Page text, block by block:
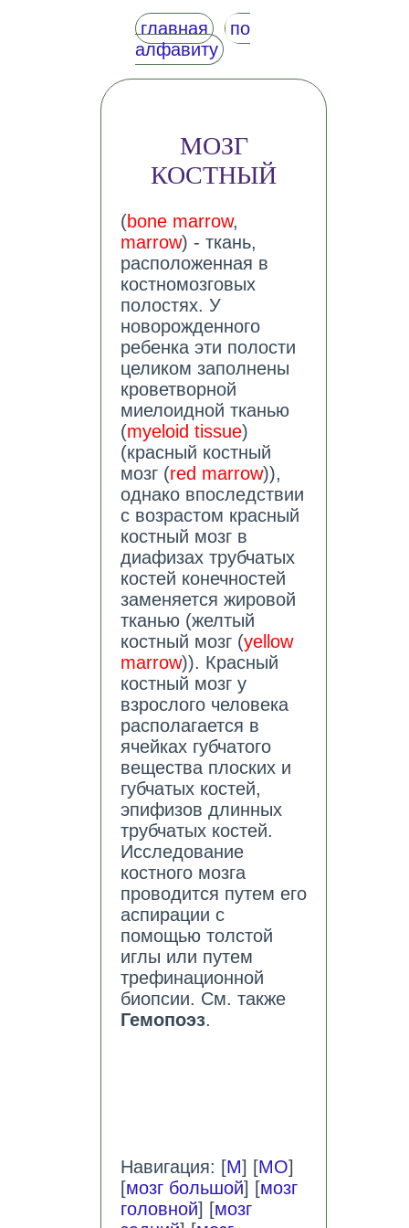
главная
по
алфавиту
МОЗГ
КОСТНЫЙ
(bone marrow,
marrow) - ткань,
расположенная в
костномозговых
полостях. У
новорожденного
ребенка эти полости
целиком заполнены
кроветворной
миелоидной тканью
(myeloid tissue)
(красный костный
мозг (red marrow)),
однако впоследствии
с возрастом красный
костный мозг в
диафизах трубчатых
костей конечностей
заменяется жировой
тканью (желтый
костный мозг (yellow
marrow)). Красный
костный мозг у
взрослого человека
располагается в
ячейках губчатого
вещества плоских и
губчатых костей,
эпифизов длинных
трубчатых костей.
Исследование
костного мозга
проводится путем его
аспирации с
помощью толстой
иглы или путем
трефинационной
биопсии. См. также
Гемопоэз.
Навигация: [М] [МО]
[мозг большой] [мозг
головной] [мозг